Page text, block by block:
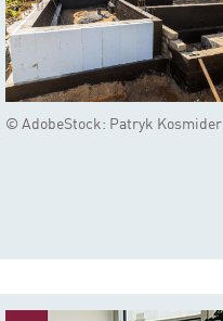
© AdobeStock: Patryk Kosmider